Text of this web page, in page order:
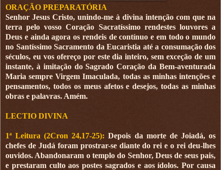
ORAÇÃO PREPARATÓRIA
Senhor Jesus Cristo, unindo-me à divina intenção com que na
terra pelo vosso Coração Sacratíssimo rendestes louvores a
Deus e ainda agora os rendeis de contínuo e em todo o mundo
no Santíssimo Sacramento da Eucaristia até a consumação dos
séculos, eu vos ofereço por este dia inteiro, sem exceção de um
instante, à imitação do Sagrado Coração da Bem-aventurada
Maria sempre Virgem Imaculada, todas as minhas intenções e
pensamentos, todos os meus afetos e desejos, todas as minhas
obras e palavras. Amém.
LECTIO DIVINA
1ª Leitura (2Cron 24,17-25):Depois da morte de Joiadá, os
chefes de Judá foram prostrar-se diante do rei e o rei deu-lhes
ouvidos. Abandonaram o templo do Senhor, Deus de seus pais,
e prestaram culto aos postes sagrados e aos ídolos. Por causa